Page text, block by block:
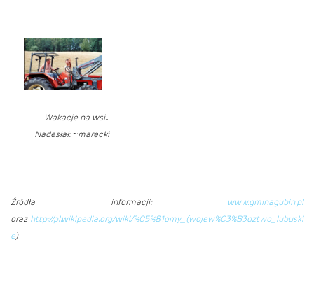
Wakacje na wsi...
Nadesłał: ~marecki
Źródła informacji:
www.gminagubin.pl
oraz http://pl.wikipedia.org/wiki/%C5%81omy_(wojew%C3%B3dztwo_lubuski
e)